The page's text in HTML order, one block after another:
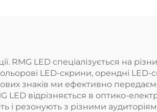
RMG LED спеціалізується на
LED-скрини, орендні
знаків ми ефективно
LED відрізняється в оптико-
і резонують з різними